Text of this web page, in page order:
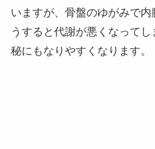
いますが、骨盤のゆがみで
うすると代謝が悪くなって
秘にもなりやすくなります。